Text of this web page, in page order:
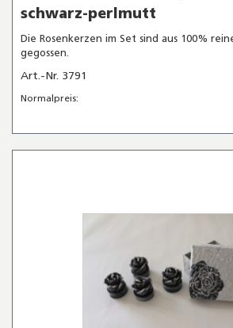
schwarz-perlmutt
Die Rosenkerzen im Set sind aus 100%
gegossen.
Art.-Nr. 3791
Normalpreis: